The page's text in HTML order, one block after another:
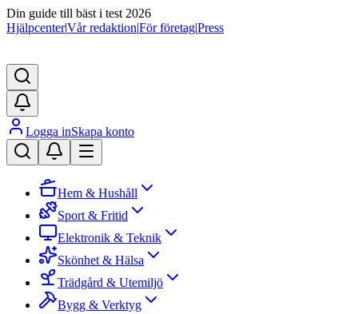
Din guide till bäst i test 2026
Hjälpcenter|Vår redaktion|För företag|Press
Logga inSkapa konto
Hem & Hushåll
Sport & Fritid
Elektronik & Teknik
Skönhet & Hälsa
Trädgård & Utemiljö
Bygg & Verktyg